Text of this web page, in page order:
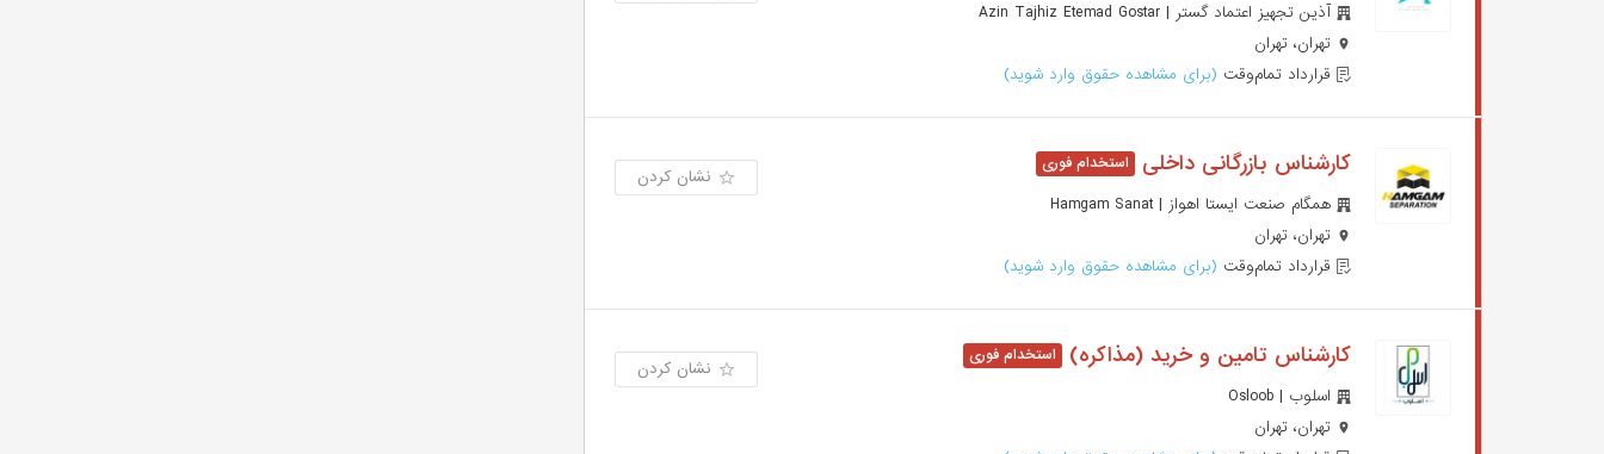
آذین تجهیز اعتماد گستر | Azin Tajhiz Etemad Gostar
تهران، تهران
قرارداد تمام‌وقت (برای مشاهده حقوق وارد شوید)
کارشناس بازرگانی داخلی
همگام صنعت ایستا اهواز | Hamgam Sanat
تهران، تهران
قرارداد تمام‌وقت (برای مشاهده حقوق وارد شوید)
نشان کردن
کارشناس تامین و خرید (مذاکره)
اسلوب | Osloob
تهران، تهران
نشان کردن